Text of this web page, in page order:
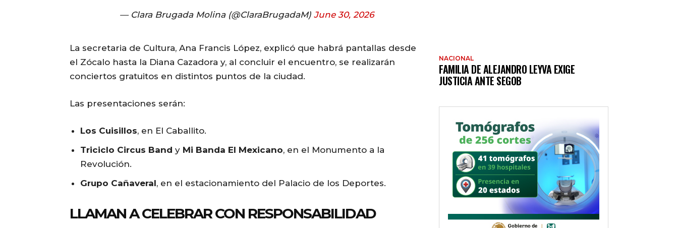
— Clara Brugada Molina (@ClaraBrugadaM) June 30, 2026
La secretaria de Cultura, Ana Francis López, explicó que habrá pantallas desde
el Zócalo hasta la Diana Cazadora y, al concluir el encuentro, se realizarán
conciertos gratuitos en distintos puntos de la ciudad.
Las presentaciones serán:
Los Cuisillos, en El Caballito.
Triciclo Circus Band y Mi Banda El Mexicano, en el Monumento a la
Revolución.
Grupo Cañaveral, en el estacionamiento del Palacio de los Deportes.
LLAMAN A CELEBRAR CON RESPONSABILIDAD
NACIONAL
FAMILIA DE ALEJANDRO LEYVA EXIGE
JUSTICIA ANTE SEGOB